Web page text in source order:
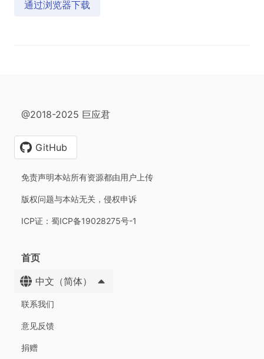
通过浏览器下载
@2018-2025 巨应君
GitHub
免责声明本站所有资源都由用户上传
版权问题与本站无关，侵权申诉
ICP证：蜀ICP备19028275号-1
首页
中文（简体）
联系我们
意见反馈
捐赠